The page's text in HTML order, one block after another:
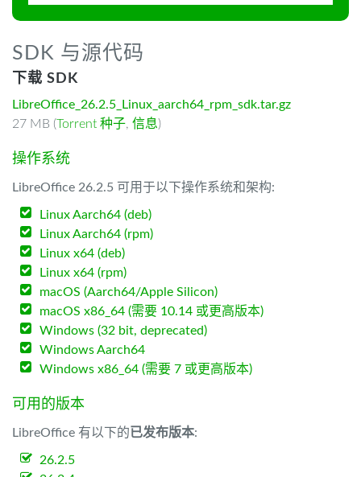
SDK 与源代码
下载 SDK
LibreOffice_26.2.5_Linux_aarch64_rpm_sdk.tar.gz
27 MB (Torrent 种子, 信息)
操作系统
LibreOffice 26.2.5 可用于以下操作系统和架构:
Linux Aarch64 (deb)
Linux Aarch64 (rpm)
Linux x64 (deb)
Linux x64 (rpm)
macOS (Aarch64/Apple Silicon)
macOS x86_64 (需要 10.14 或更高版本)
Windows (32 bit, deprecated)
Windows Aarch64
Windows x86_64 (需要 7 或更高版本)
可用的版本
LibreOffice 有以下的已发布版本:
26.2.5